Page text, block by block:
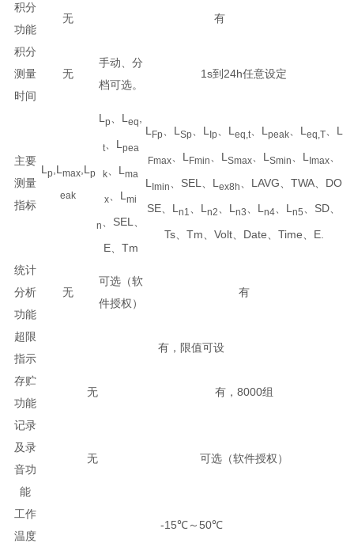
积分
功能
无 有
积分
测量
时间
无
手动、分
档可选。
1s到24h任意设定
主要
测量
指标
L p ,L max,L p
eak
Lp 、L eq
t、L pea
k 、Lma
x、Lmi
n 、SEL、
E、Tm
L Fp 、L Sp 、L Ip 、L eq,t、L peak、L eq,T、L
Fmax、L Fmin 、L Smax、L Smin 、L Imax、
L Imin 、SEL、L ex8h 、LAVG、TWA、DO
SE、Ln1 、Ln2、Ln3、Ln4、Ln5、SD、
Ts、Tm、Volt、Date、Time、E.
统计
分析
功能
无
可选（软
件授权）
有
超限
指示
有，限值可设
存贮
功能
无 有，8000组
记录
及录
音功
能
无 可选（软件授权）
工作
温度
-15℃～50℃